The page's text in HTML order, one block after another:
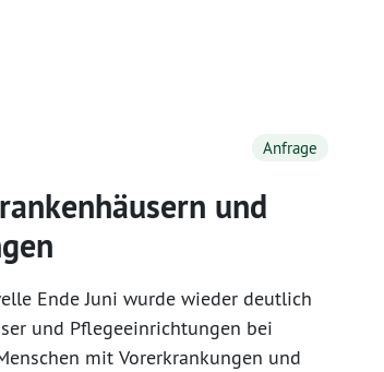
Beteiligung der Einwohnerinnen
Anfrage
und
Ende Juni wurde wieder deutlich
und Pflegeeinrichtungen bei
mit Vorerkrankungen und